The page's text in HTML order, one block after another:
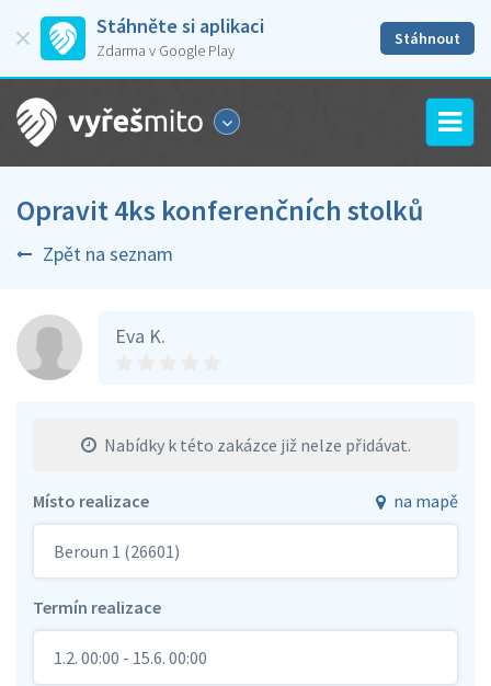
Stáhněte si aplikaci
Zdarma v Google Play
Stáhnout
Opravit 4ks konferenčních stolků
Zpět na seznam
Eva K.
Nabídky k této zakázce již nelze přidávat.
Místo realizace na mapě
Beroun 1 (26601)
Termín realizace
1.2. 00:00 - 15.6. 00:00